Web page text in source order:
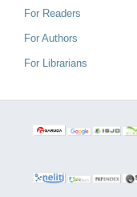
For Readers
For Authors
For Librarians